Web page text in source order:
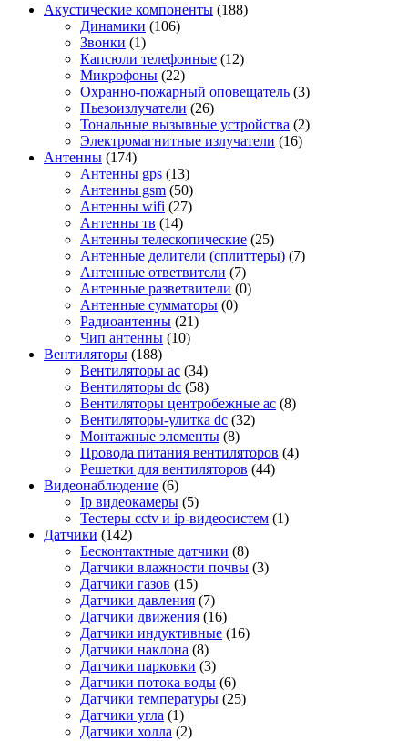
Акустические компоненты (188)
Динамики (106)
Звонки (1)
Капсюли телефонные (12)
Микрофоны (22)
Охранно-пожарный оповещатель (3)
Пьезоизлучатели (26)
Тональные вызывные устройства (2)
Электромагнитные излучатели (16)
Антенны (174)
Антенны gps (13)
Антенны gsm (50)
Антенны wifi (27)
Антенны тв (14)
Антенны телескопические (25)
Антенные делители (сплиттеры) (7)
Антенные ответвители (7)
Антенные разветвители (0)
Антенные сумматоры (0)
Радиоантенны (21)
Чип антенны (10)
Вентиляторы (188)
Вентиляторы ac (34)
Вентиляторы dc (58)
Вентиляторы центробежные ac (8)
Вентиляторы-улитка dc (32)
Монтажные элементы (8)
Провода питания вентиляторов (4)
Решетки для вентиляторов (44)
Видеонаблюдение (6)
Ip видеокамеры (5)
Тестеры cctv и ip-видеосистем (1)
Датчики (142)
Бесконтактные датчики (8)
Датчики влажности почвы (3)
Датчики газов (15)
Датчики давления (7)
Датчики движения (16)
Датчики индуктивные (16)
Датчики наклона (8)
Датчики парковки (3)
Датчики потока воды (6)
Датчики температуры (25)
Датчики угла (1)
Датчики холла (2)